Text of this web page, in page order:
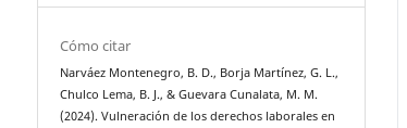
Cómo citar
Narváez Montenegro, B. D., Borja Martínez, G. L.,
Chulco Lema, B. J., & Guevara Cunalata, M. M.
(2024). Vulneración de los derechos laborales en